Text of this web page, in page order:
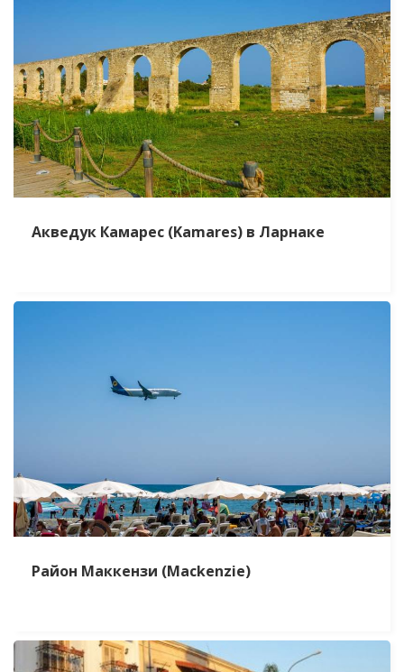
Акведук Камарес (Kamares) в Ларнаке
Район Маккензи (Mackenzie)